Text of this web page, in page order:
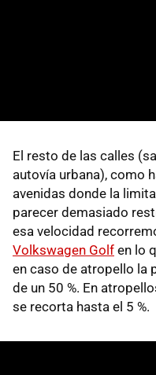
El resto de las calles
autovía urbana), como
avenidas donde la
parecer demasiado
esa velocidad
Volkswagen Golf en lo
en caso de atropello la
de un 50 %. En
se recorta hasta el 5 %.